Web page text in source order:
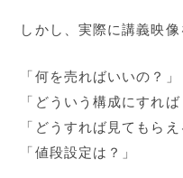
しかし、実際に講義映
「何を売ればいいの？」
「どういう構成にすれば
「どうすれば見てもらえ
「値段設定は？」